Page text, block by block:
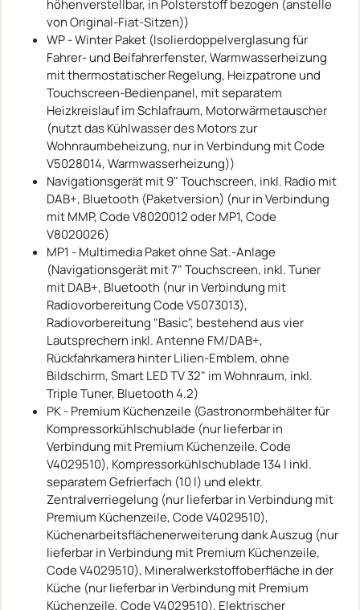
höhenverstellbar, in Polsterstoff bezogen (anstelle
von Original-Fiat-Sitzen))
WP - Winter Paket (Isolierdoppelverglasung für
Fahrer- und Beifahrerfenster, Warmwasserheizung
mit thermostatischer Regelung, Heizpatrone und
Touchscreen-Bedienpanel, mit separatem
Heizkreislauf im Schlafraum, Motorwärmetauscher
(nutzt das Kühlwasser des Motors zur
Wohnraumbeheizung, nur in Verbindung mit Code
V5028014, Warmwasserheizung))
Navigationsgerät mit 9" Touchscreen, inkl. Radio mit
DAB+, Bluetooth (Paketversion) (nur in Verbindung
mit MMP, Code V8020012 oder MP1, Code
V8020026)
MP1 - Multimedia Paket ohne Sat.-Anlage
(Navigationsgerät mit 7" Touchscreen, inkl. Tuner
mit DAB+, Bluetooth (nur in Verbindung mit
Radiovorbereitung Code V5073013),
Radiovorbereitung "Basic", bestehend aus vier
Lautsprechern inkl. Antenne FM/DAB+,
Rückfahrkamera hinter Lilien-Emblem, ohne
Bildschirm, Smart LED TV 32" im Wohnraum, inkl.
Triple Tuner, Bluetooth 4.2)
PK - Premium Küchenzeile (Gastronormbehälter für
Kompressorkühlschublade (nur lieferbar in
Verbindung mit Premium Küchenzeile, Code
V4029510), Kompressorkühlschublade 134 l inkl.
separatem Gefrierfach (10 l) und elektr.
Zentralverriegelung (nur lieferbar in Verbindung mit
Premium Küchenzeile, Code V4029510),
Küchenarbeitsflächenerweiterung dank Auszug (nur
lieferbar in Verbindung mit Premium Küchenzeile,
Code V4029510), Mineralwerkstoffoberfläche in der
Küche (nur lieferbar in Verbindung mit Premium
Küchenzeile, Code V4029510), Elektrischer